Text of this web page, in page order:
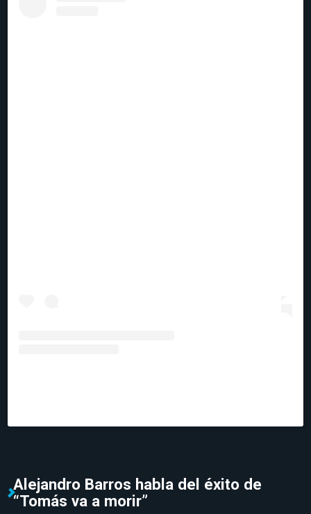
Alejandro Barros habla del éxito de
“Tomás va a morir”